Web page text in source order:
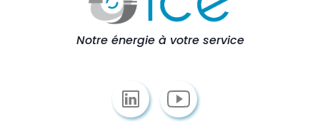
Notre énergie à votre service